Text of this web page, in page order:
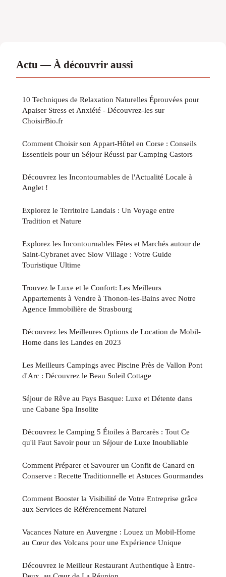
Actu — À découvrir aussi
10 Techniques de Relaxation Naturelles Éprouvées pour
Apaiser Stress et Anxiété - Découvrez-les sur
ChoisirBio.fr
Comment Choisir son Appart-Hôtel en Corse : Conseils
Essentiels pour un Séjour Réussi par Camping Castors
Découvrez les Incontournables de l'Actualité Locale à
Anglet !
Explorez le Territoire Landais : Un Voyage entre
Tradition et Nature
Explorez les Incontournables Fêtes et Marchés autour de
Saint-Cybranet avec Slow Village : Votre Guide
Touristique Ultime
Trouvez le Luxe et le Confort: Les Meilleurs
Appartements à Vendre à Thonon-les-Bains avec Notre
Agence Immobilière de Strasbourg
Découvrez les Meilleures Options de Location de Mobil-
Home dans les Landes en 2023
Les Meilleurs Campings avec Piscine Près de Vallon Pont
d'Arc : Découvrez le Beau Soleil Cottage
Séjour de Rêve au Pays Basque: Luxe et Détente dans
une Cabane Spa Insolite
Découvrez le Camping 5 Étoiles à Barcarès : Tout Ce
qu'il Faut Savoir pour un Séjour de Luxe Inoubliable
Comment Préparer et Savourer un Confit de Canard en
Conserve : Recette Traditionnelle et Astuces Gourmandes
Comment Booster la Visibilité de Votre Entreprise grâce
aux Services de Référencement Naturel
Vacances Nature en Auvergne : Louez un Mobil-Home
au Cœur des Volcans pour une Expérience Unique
Découvrez le Meilleur Restaurant Authentique à Entre-